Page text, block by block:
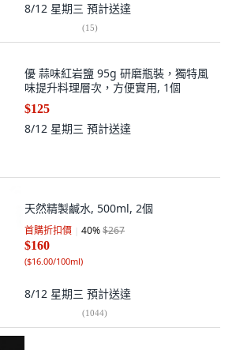
8/12 星期三 預計送達
(15)
優 蒜味紅岩鹽 95g 研磨瓶裝，獨特風
味提升料理層次，方便實用, 1個
$125
8/12 星期三 預計送達
天然精製鹹水, 500ml, 2個
首購折扣價 40%$267
$160
($16.00/100ml)
8/12 星期三 預計送達
(1044)